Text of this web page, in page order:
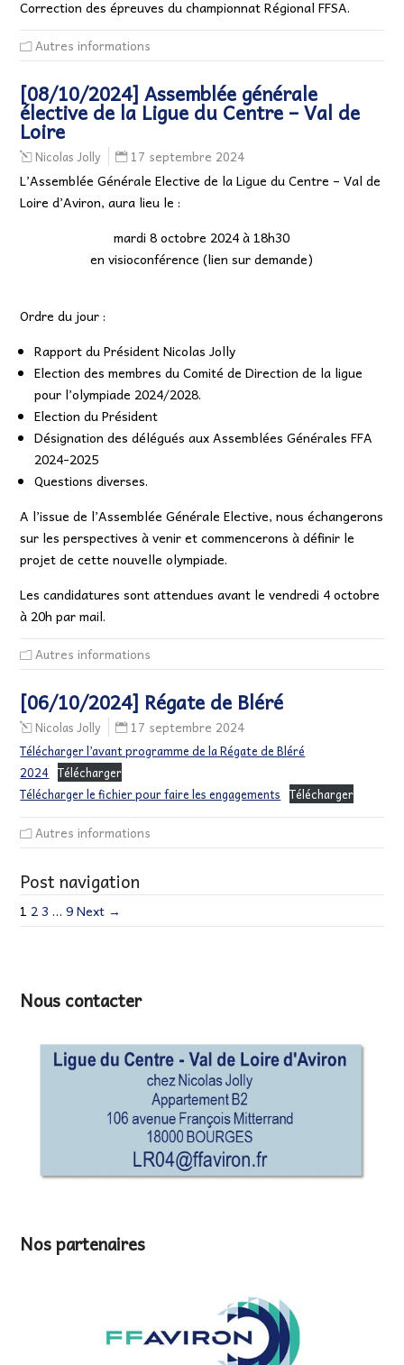
Correction des épreuves du championnat Régional FFSA.
Autres informations
[08/10/2024] Assemblée générale
élective de la Ligue du Centre – Val de
Loire
Nicolas Jolly 17 septembre 2024
L’Assemblée Générale Elective de la Ligue du Centre – Val de
Loire d’Aviron, aura lieu le :
mardi 8 octobre 2024 à 18h30
en visioconférence (lien sur demande)
Ordre du jour :
Rapport du Président Nicolas Jolly
Election des membres du Comité de Direction de la ligue
pour l’olympiade 2024/2028.
Election du Président
Désignation des délégués aux Assemblées Générales FFA
2024-2025
Questions diverses.
A l’issue de l’Assemblée Générale Elective, nous échangerons
sur les perspectives à venir et commencerons à définir le
projet de cette nouvelle olympiade.
Les candidatures sont attendues avant le vendredi 4 octobre
à 20h par mail.
Autres informations
[06/10/2024] Régate de Bléré
Nicolas Jolly
17 septembre 2024
Télécharger l’avant programme de la Régate de Bléré
2024 Télécharger
Télécharger le fichier pour faire les engagements Télécharger
Autres informations
Post navigation
1 23 … 9Next →
Nous contacter
Nos partenaires